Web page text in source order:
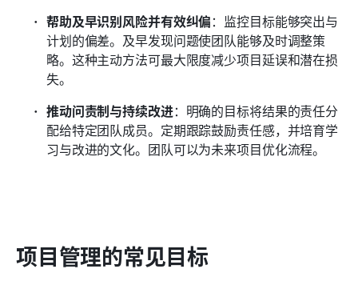
帮助及早识别风险并有效纠偏：监控目标能够突出与
计划的偏差。及早发现问题使团队能够及时调整策
略。这种主动方法可最大限度减少项目延误和潜在损
失。
推动问责制与持续改进：明确的目标将结果的责任分
配给特定团队成员。定期跟踪鼓励责任感，并培育学
习与改进的文化。团队可以为未来项目优化流程。
项目管理的常见目标